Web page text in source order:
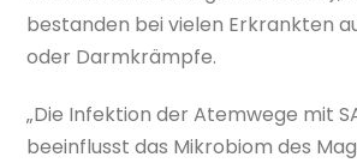
bestanden bei vielen Erkrankten
oder Darmkrämpfe.
„Die Infektion der Atemwege mit
beeinflusst das Mikrobiom des